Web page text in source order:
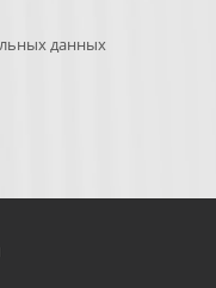
данных